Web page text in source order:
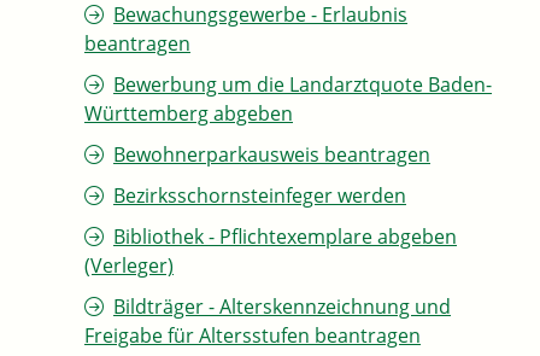
Bewachungsgewerbe - Erlaubnis
beantragen
Bewerbung um die Landarztquote Baden-
Württemberg abgeben
Bewohnerparkausweis beantragen
Bezirksschornsteinfeger werden
Bibliothek - Pflichtexemplare abgeben
(Verleger)
Bildträger - Alterskennzeichnung und
Freigabe für Altersstufen beantragen